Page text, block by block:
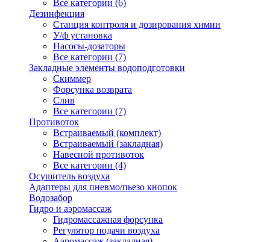
Все категории (6)
Дезинфекция
Станция контроля и дозирования химии
У/ф установка
Насосы-дозаторы
Все категории (7)
Закладные элементы водоподготовки
Скиммер
Форсунка возврата
Слив
Все категории (7)
Противоток
Встраиваемый (комплект)
Встраиваемый (закладная)
Навесной противоток
Все категории (4)
Осушитель воздуха
Адаптеры для пневмо/пьезо кнопок
Водозабор
Гидро и аэромассаж
Гидромассажная форсунка
Регулятор подачи воздуха